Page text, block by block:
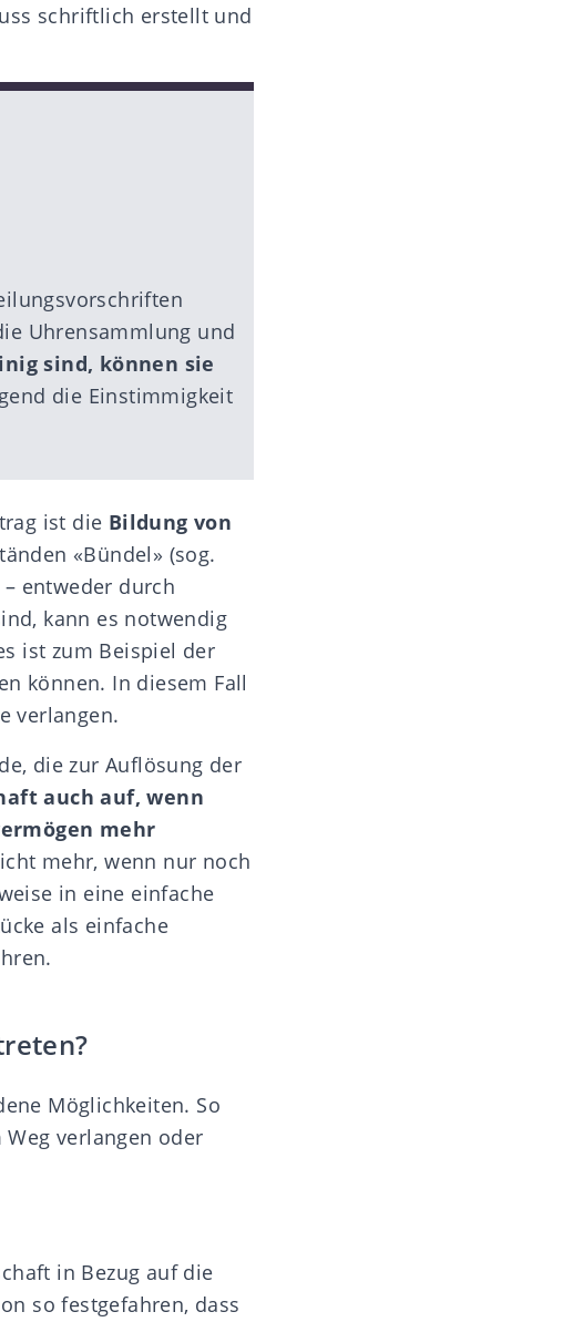
schriftlich erstellt und
Uhrensammlung und
sind, können sie
die Einstimmigkeit
ist die Bildung von
«Bündel» (sog.
entweder durch
kann es notwendig
ist zum Beispiel der
können. In diesem Fall
verlangen.
die zur Auflösung der
auch auf, wenn
mehr
mehr, wenn nur noch
in eine einfache
als einfache
Möglichkeiten. So
verlangen oder
in Bezug auf die
so festgefahren, dass